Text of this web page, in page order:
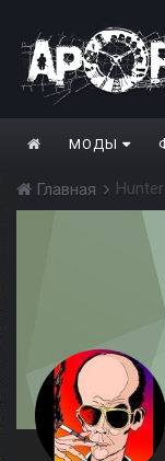
МОДЫ
Главная